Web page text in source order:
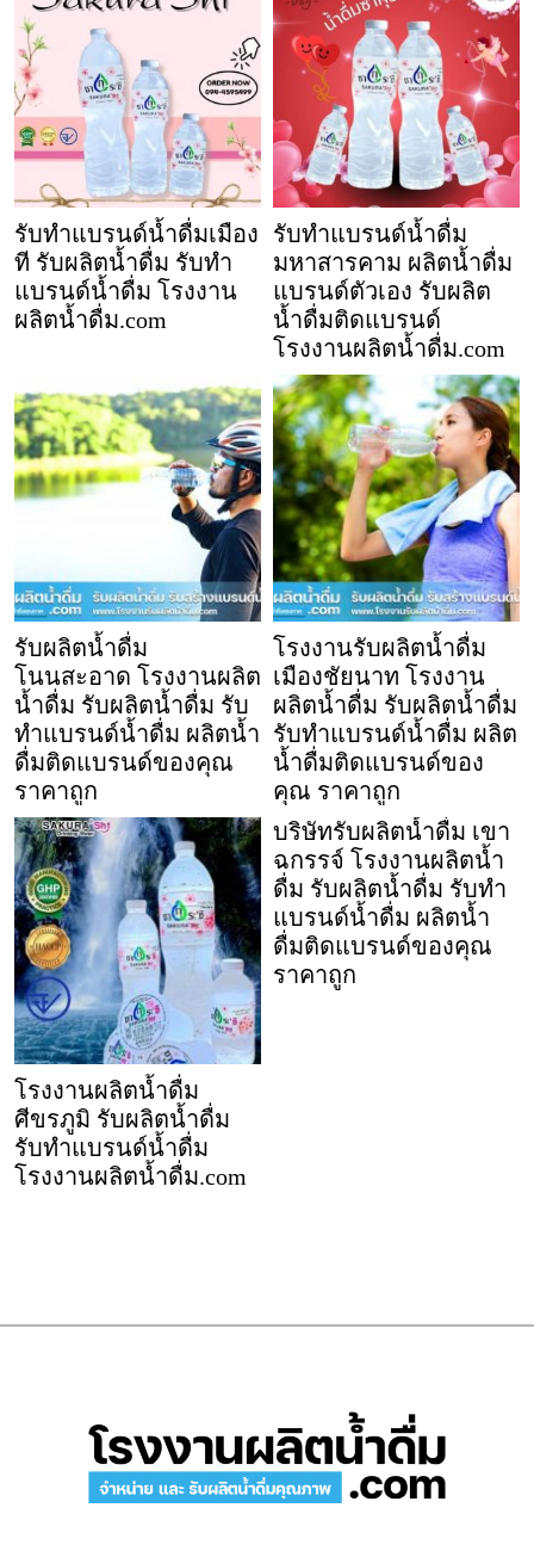
รับทำแบรนด์น้ำดื่มเมือง
ที รับผลิตน้ำดื่ม รับทำ
แบรนด์น้ำดื่ม โรงงาน
ผลิตน้ำดื่ม.com
รับทำแบรนด์น้ำดื่ม
มหาสารคาม ผลิตน้ำดื่ม
แบรนด์ตัวเอง รับผลิต
น้ำดื่มติดแบรนด์
โรงงานผลิตน้ำดื่ม.com
รับผลิตน้ำดื่ม
โนนสะอาด โรงงานผลิต
น้ำดื่ม รับผลิตน้ำดื่ม รับ
ทำแบรนด์น้ำดื่ม ผลิตน้ำ
ดื่มติดแบรนด์ของคุณ
ราคาถูก
โรงงานรับผลิตน้ำดื่ม
เมืองชัยนาท โรงงาน
ผลิตน้ำดื่ม รับผลิตน้ำดื่ม
รับทำแบรนด์น้ำดื่ม ผลิต
น้ำดื่มติดแบรนด์ของ
คุณ ราคาถูก
โรงงานผลิตน้ำดื่ม
ศีขรภูมิ รับผลิตน้ำดื่ม
รับทำแบรนด์น้ำดื่ม
โรงงานผลิตน้ำดื่ม.com
บริษัทรับผลิตน้ำดื่ม เขา
ฉกรรจ์ โรงงานผลิตน้ำ
ดื่ม รับผลิตน้ำดื่ม รับทำ
แบรนด์น้ำดื่ม ผลิตน้ำ
ดื่มติดแบรนด์ของคุณ
ราคาถูก